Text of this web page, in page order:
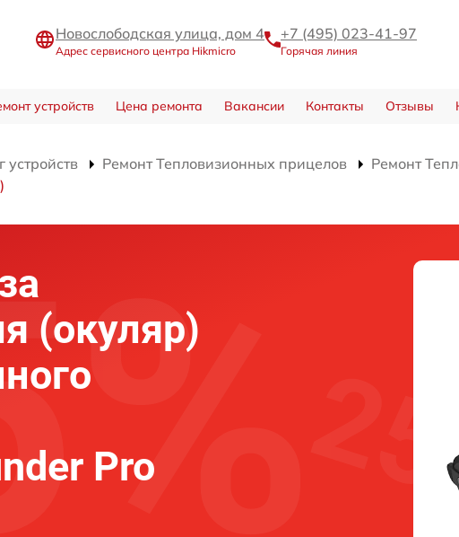
Новослободская улица, дом 4
Адрес сервисного центра Hikmicro
+7 (495) 023-41-97
Горячая линия
устройств Цена ремонта Вакансии Контакты Отзывы
устройств Ремонт Тепловизионных прицелов
Ремонт
(окуляр)
Pro